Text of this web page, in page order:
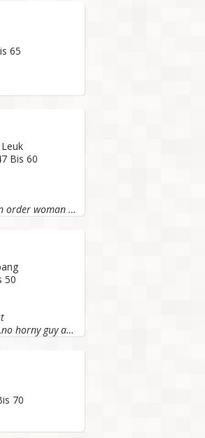
65
Bis 60
Hello, I live in Thailand, I'm an order woman seeking...
50
I m looking for a partner in crime ,no horny guy and...
70